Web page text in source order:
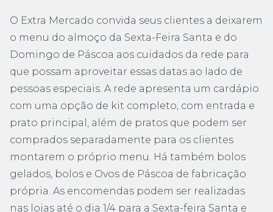
O Extra Mercado convida seus clientes a deixarem
o menu do almoço da Sexta-Feira Santa e do
Domingo de Páscoa aos cuidados da rede para
que possam aproveitar essas datas ao lado de
pessoas especiais. A rede apresenta um cardápio
com uma opção de kit completo, com entrada e
prato principal, além de pratos que podem ser
comprados separadamente para os clientes
montarem o próprio menu. Há também bolos
gelados, bolos e Ovos de Páscoa de fabricação
própria. As encomendas podem ser realizadas
nas lojas até o dia 1/4 para a Sexta-feira Santa e